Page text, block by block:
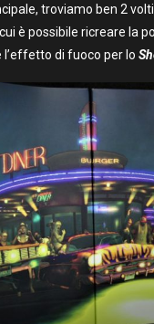
troviamo ben 2
è possibile ricreare la
l’effetto di fuoco per lo